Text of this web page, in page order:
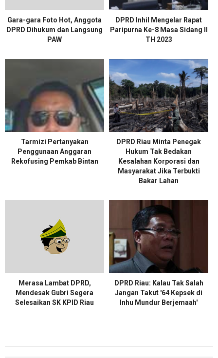
Gara-gara Foto Hot, Anggota
DPRD Dihukum dan Langsung
PAW
DPRD Inhil Mengelar Rapat
Paripurna Ke-8 Masa Sidang II
TH 2023
Tarmizi Pertanyakan
Penggunaan Anggaran
Rekofusing Pemkab Bintan
DPRD Riau Minta Penegak
Hukum Tak Bedakan
Kesalahan Korporasi dan
Masyarakat Jika Terbukti
Bakar Lahan
Merasa Lambat DPRD,
Mendesak Gubri Segera
Selesaikan SK KPID Riau
DPRD Riau: Kalau Tak Salah
Jangan Takut '64 Kepsek di
Inhu Mundur Berjemaah'